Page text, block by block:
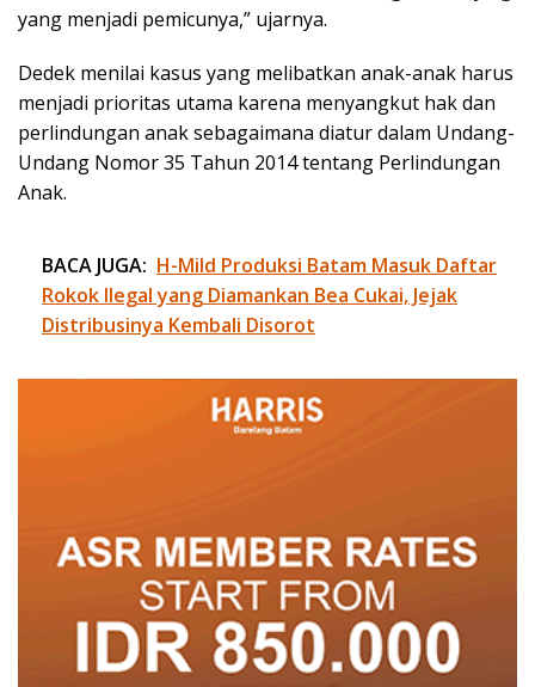
yang menjadi pemicunya,” ujarnya.
Dedek menilai kasus yang melibatkan anak-anak harus
menjadi prioritas utama karena menyangkut hak dan
perlindungan anak sebagaimana diatur dalam Undang-
Undang Nomor 35 Tahun 2014 tentang Perlindungan
Anak.
BACA JUGA: H-Mild Produksi Batam Masuk Daftar
Rokok Ilegal yang Diamankan Bea Cukai, Jejak
Distribusinya Kembali Disorot